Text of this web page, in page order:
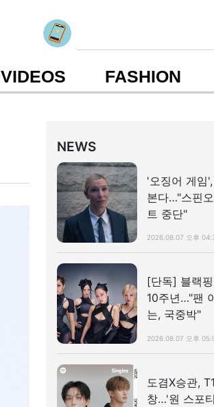
VIDEOS FASHION
NEWS
'오징어 게임
본다…"스핀
트 중단"
2026.08.07 오후
[단독] 블랙
10주년…"팬
는, 국중박"
2026.08.07 오후
도겸X승관,
창…'원 스포